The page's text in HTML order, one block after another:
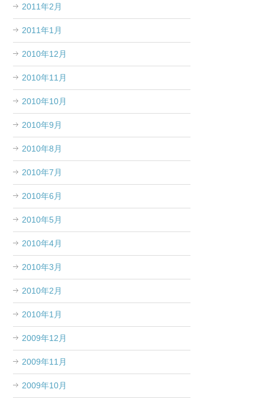
2011年2月
2011年1月
2010年12月
2010年11月
2010年10月
2010年9月
2010年8月
2010年7月
2010年6月
2010年5月
2010年4月
2010年3月
2010年2月
2010年1月
2009年12月
2009年11月
2009年10月